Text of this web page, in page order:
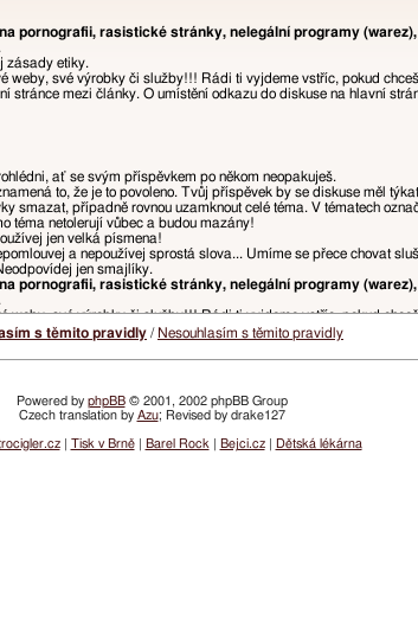
pornografii, rasistické stránky, nelegální programy
zásady etiky.
weby, své výrobky či služby!!! Rádi ti vyjdeme vstříc, pokud
stránce mezi články. O umístění odkazu do diskuse na hlavní
ať se svým příspěvkem po někom neopakuješ.
to, že je to povoleno. Tvůj příspěvek by se diskuse měl
smazat, případně rovnou uzamknout celé téma. V tématech
téma netolerují vůbec a budou mazány!
jen velká písmena!
a nepoužívej sprostá slova... Umíme se přece chovat
jen smajlíky.
pornografii, rasistické stránky, nelegální programy
weby, své výrobky či služby!!! Rádi ti vyjdeme vstříc, pokud
původního příspěvku, na kterou reaguješ, odstraň zbytečné citace,
Pokud z předchozího příspěvku chceš vypíchnout např.
diskusí a řádný chod webu, budou mazány, přesouvány,
s těmito pravidly / Nesouhlasím s těmito pravidly
Powered by phpBB© 2001, 2002 phpBB Group
Czech translation by Azu; Revised by drake127
| Tisk v Brně| Barel Rock Bejci.cz| Dětská lékárna